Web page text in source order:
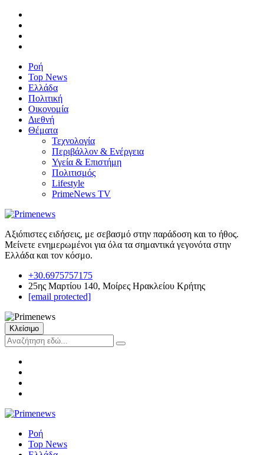
Ροή
Top News
Ελλάδα
Πολιτική
Οικονομία
Διεθνή
Θέματα
Τεχνολογία
Περιβάλλον & Ενέργεια
Υγεία & Επιστήμη
Πολιτισμός
Lifestyle
PrimeNews TV
Αξιόπιστες ειδήσεις, με σεβασμό στην παράδοση και το ήθος.
Μείνετε ενημερωμένοι για όλα τα σημαντικά γεγονότα στην
Ελλάδα και τον κόσμο.
+30.6975757175
25ης Μαρτίου 140, Μοίρες Ηρακλείου Κρήτης
[email protected]
Κλείσιμο
Ροή
Top News